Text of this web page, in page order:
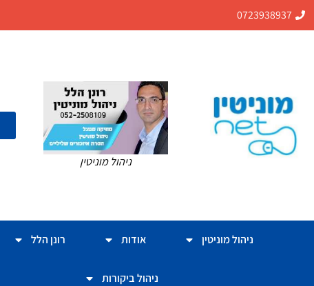
0723938937
ניהול מוניטין
ניהול מוניטין אודות רונן הלל
ניהול ביקורות